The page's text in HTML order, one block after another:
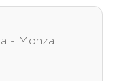
- Monza